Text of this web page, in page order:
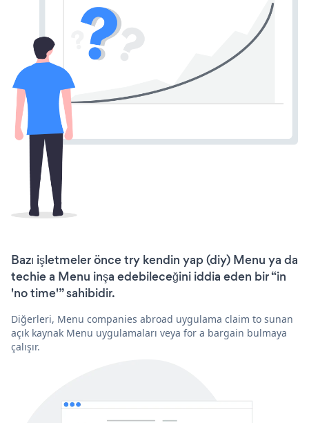
Bazı işletmeler önce try kendin yap (diy) Menu ya da
techie a Menu inşa edebileceğini iddia eden bir “in
'no time'” sahibidir.
Diğerleri, Menu companies abroad uygulama claim to sunan
açık kaynak Menu uygulamaları veya for a bargain bulmaya
çalışır.